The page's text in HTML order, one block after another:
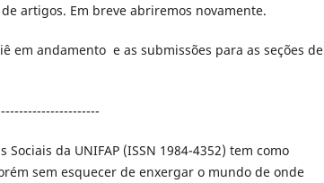
artigos. Em breve abriremos novamente.
em andamento e as submissões para as seções de
da UNIFAP (ISSN 1984-4352) tem como
sem esquecer de enxergar o mundo de onde